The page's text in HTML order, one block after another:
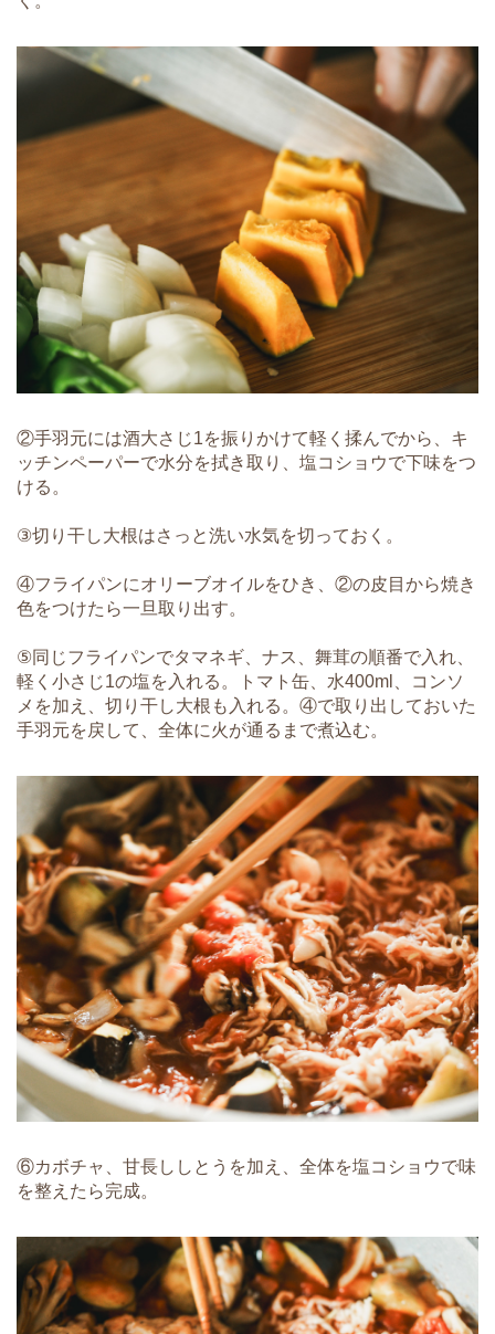
②手羽元には酒大さじ1を振りかけて軽く揉んでから、キ
ッチンペーパーで水分を拭き取り、塩コショウで下味をつ
ける。
③切り干し大根はさっと洗い水気を切っておく。
④フライパンにオリーブオイルをひき、②の皮目から焼き
色をつけたら一旦取り出す。
⑤同じフライパンでタマネギ、ナス、舞茸の順番で入れ、
軽く小さじ1の塩を入れる。トマト缶、水400ml、コンソ
メを加え、切り干し大根も入れる。④で取り出しておいた
手羽元を戻して、全体に火が通るまで煮込む。
⑥カボチャ、甘長ししとうを加え、全体を塩コショウで味
を整えたら完成。